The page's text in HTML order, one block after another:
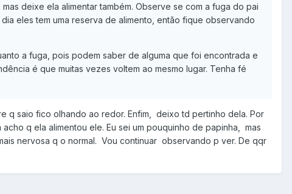
deixe ela alimentar também. Observe se com a fuga do pai
eles tem uma reserva de alimento, então fique observando
a fuga, pois podem saber de alguma que foi encontrada e
é que muitas vezes voltem ao mesmo lugar. Tenha fé
q saio fico olhando ao redor. Enfim, deixo td pertinho dela. Por
q ela alimentou ele. Eu sei um pouquinho de papinha, mas
nervosa q o normal. Vou continuar observando p ver. De qqr